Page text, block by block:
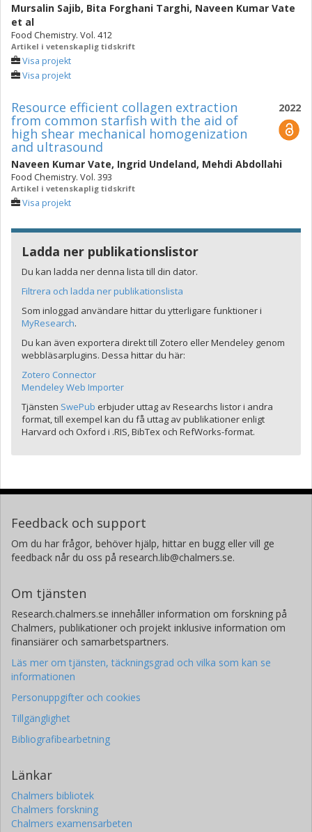
Mursalin Sajib, Bita Forghani Targhi, Naveen Kumar Vate
et al
Food Chemistry. Vol. 412
Artikel i vetenskaplig tidskrift
Visa projekt
Visa projekt
2022
Resource efficient collagen extraction
from common starfish with the aid of
high shear mechanical homogenization
and ultrasound
Naveen Kumar Vate, Ingrid Undeland, Mehdi Abdollahi
Food Chemistry. Vol. 393
Artikel i vetenskaplig tidskrift
Visa projekt
Ladda ner publikationslistor
Du kan ladda ner denna lista till din dator.
Filtrera och ladda ner publikationslista
Som inloggad användare hittar du ytterligare funktioner i
MyResearch.
Du kan även exportera direkt till Zotero eller Mendeley genom
webbläsarplugins. Dessa hittar du här:
Zotero Connector
Mendeley Web Importer
Tjänsten SwePub erbjuder uttag av Researchs listor i andra
format, till exempel kan du få uttag av publikationer enligt
Harvard och Oxford i .RIS, BibTex och RefWorks-format.
Feedback och support
Om du har frågor, behöver hjälp, hittar en bugg eller vill ge
feedback når du oss på research.lib@chalmers.se.
Om tjänsten
Research.chalmers.se innehåller information om forskning på
Chalmers, publikationer och projekt inklusive information om
finansiärer och samarbetspartners.
Läs mer om tjänsten, täckningsgrad och vilka som kan se
informationen
Personuppgifter och cookies
Tillgänglighet
Bibliografibearbetning
Länkar
Chalmers bibliotek
Chalmers forskning
Chalmers examensarbeten